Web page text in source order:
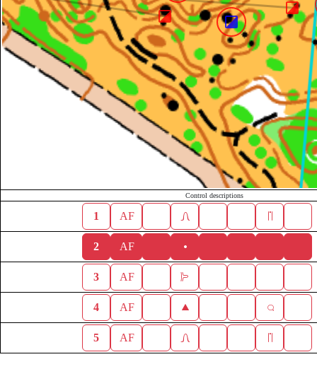
Control descriptions
1 AF
2 AF
3 AF
4 AF
5 AF